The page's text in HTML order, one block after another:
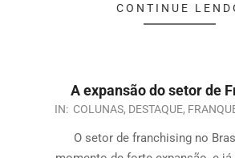
CONTINUE
A expansão do setor de
IN: COLUNAS, DESTAQUE,
O setor de franchising no